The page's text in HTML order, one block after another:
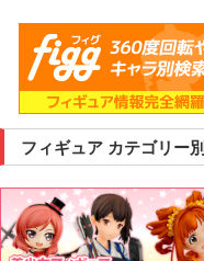
フィギュア カテゴリー別